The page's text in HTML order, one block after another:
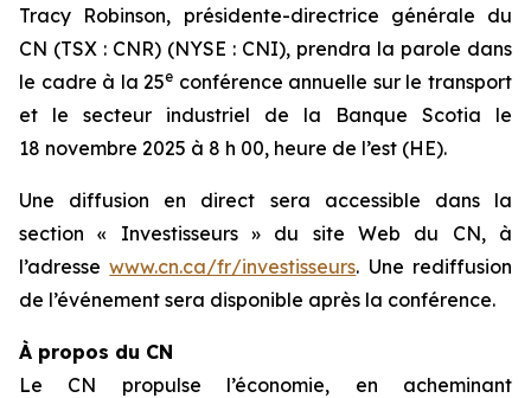
Tracy Robinson, présidente-directrice générale du
CN (TSX : CNR) (NYSE : CNI), prendra la parole dans
le cadre à la 25e conférence annuelle sur le transport
et le secteur industriel de la Banque Scotia le
18 novembre 2025 à 8 h 00, heure de l’est (HE).
Une diffusion en direct sera accessible dans la
section « Investisseurs » du site Web du CN, à
l’adressewww.cn.ca/fr/investisseurs. Une rediffusion
de l’événement sera disponible après la conférence.
À propos du CN
Le CN propulse l’économie, en acheminant